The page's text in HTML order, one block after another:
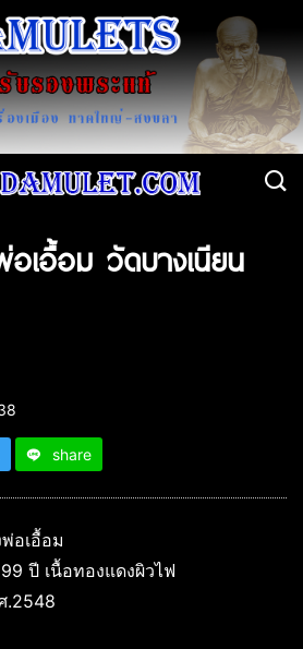
เอื้อม วัดบางเนียน
share
อเอื้อม
ปี เนื้อทองแดงผิวไฟ
.2548